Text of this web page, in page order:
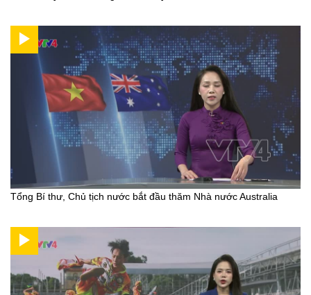
Tổng Bí thư, Chủ tịch nước bắt đầu thăm Nhà nước Australia